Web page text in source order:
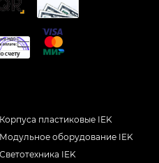
Корпуса пластиковые IEK
Модульное оборудование IEK
Светотехника IEK